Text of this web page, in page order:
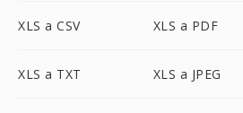
XLS a CSV XLS a PDF
XLS a TXT XLS a JPEG